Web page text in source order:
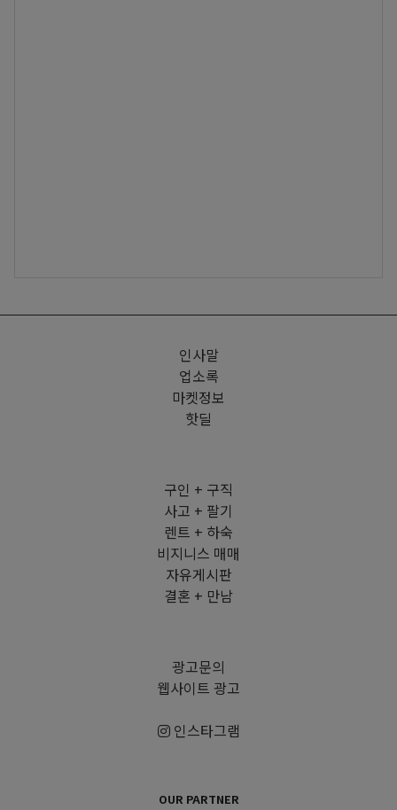
인사말
업소록
마켓정보
핫딜
구인 + 구직
사고 + 팔기
렌트 + 하숙
비지니스 매매
자유게시판
결혼 + 만남
광고문의
웹사이트 광고
인스타그램
OUR PARTNER